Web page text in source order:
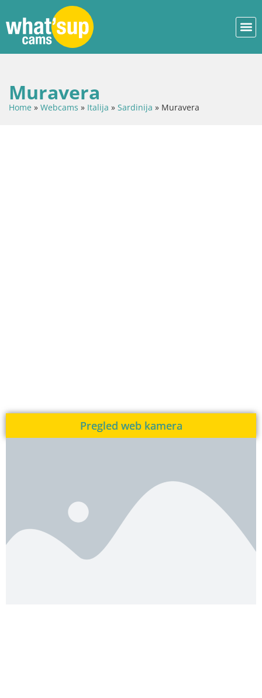
Muravera
Home » Webcams » Italija » Sardinija » Muravera
Pregled web kamera